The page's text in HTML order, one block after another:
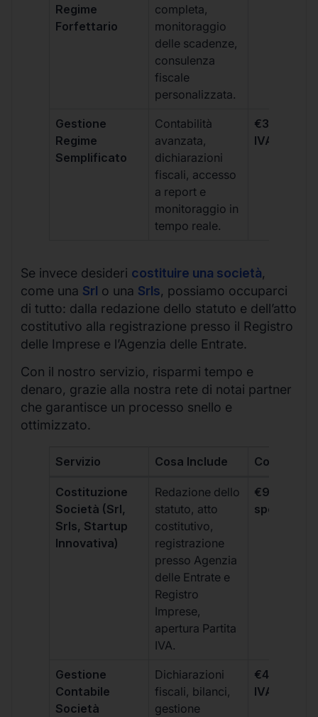
Regime
Forfettario
completa,
monitoraggio
delle scadenze,
consulenza
fiscale
personalizzata.
Gestione
Regime
Semplificato
Contabilità
avanzata,
dichiarazioni
fiscali, accesso
a report e
monitoraggio in
tempo reale.
€333 +
IVA/
Se invece desideri costituire una società,
come una Srl o una Srls, possiamo occuparci
di tutto: dalla redazione dello statuto e dell’atto
costitutivo alla registrazione presso il Registro
delle Imprese e l’Agenzia delle Entrate.
Con il nostro servizio, risparmi tempo e
denaro, grazie alla nostra rete di notai partner
che garantisce un processo snello e
ottimizzato.
Servizio Cosa Include Costo
Costituzione
Società (Srl,
Srls, Startup
Innovativa)
Redazione dello
statuto, atto
costitutivo,
registrazione
presso Agenzia
delle Entrate e
Registro
Imprese,
apertura Partita
IVA.
€99 + IVA
spese
Gestione
Contabile
Società
Dichiarazioni
fiscali, bilanci,
gestione
€499 +
IVA/